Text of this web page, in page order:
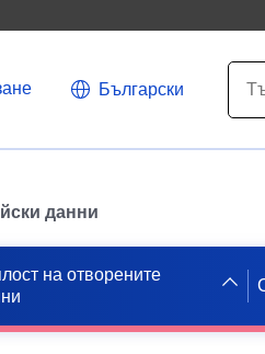
Български
данни
на отворените